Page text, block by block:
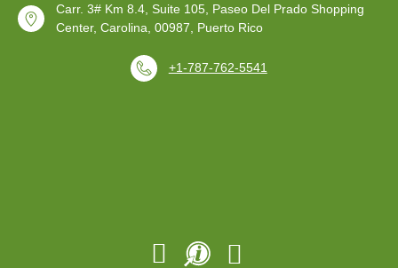
Carr. 3# Km 8.4, Suite 105, Paseo Del Prado Shopping
Center, Carolina, 00987, Puerto Rico
+1-787-762-5541